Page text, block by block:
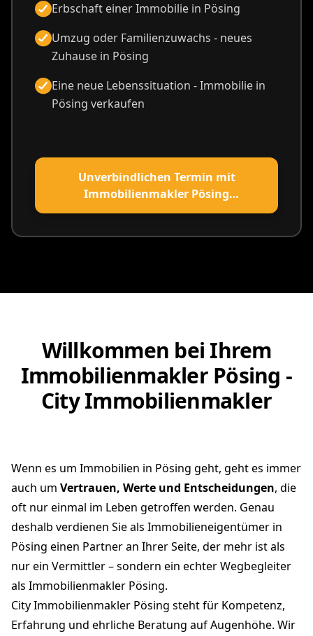
Erbschaft einer Immobilie in Pösing
Umzug oder Familienzuwachs - neues
Zuhause in Pösing
Eine neue Lebenssituation - Immobilie in
Pösing verkaufen
Unverbindlichen Termin mit
Immobilienmakler Pösing
vereinbaren
Willkommen bei Ihrem
Immobilienmakler Pösing -
City Immobilienmakler
Wenn es um Immobilien in Pösing geht, geht es immer
auch um Vertrauen, Werte und Entscheidungen, die
oft nur einmal im Leben getroffen werden. Genau
deshalb verdienen Sie als Immobilieneigentümer in
Pösing einen Partner an Ihrer Seite, der mehr ist als
nur ein Vermittler – sondern ein echter Wegbegleiter
als Immobilienmakler Pösing.
City Immobilienmakler Pösing steht für Kompetenz,
Erfahrung und ehrliche Beratung auf Augenhöhe. Wir